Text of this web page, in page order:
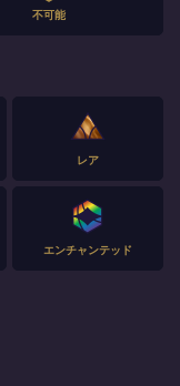
不可能
レア
エンチャンテッド